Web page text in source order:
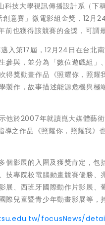
技大學視訊傳播設計系（下
意賽」微電影組金獎，12月
也獲得該競賽的金獎，可謂
入第17屆，12月24日在台北
參與，並分為「數位遊戲組
得獎動畫作品《照耀你，照
製作，故事描述能源危機與
他於2007年就讀崑大媒體藝
導之作品《照耀你，照耀我
個影展的入圍及獲獎肯定，
技專院校電腦動畫競賽優勝
展、西班牙國際動作片影展
兒童暨青少年動畫影展等，
focusNews/